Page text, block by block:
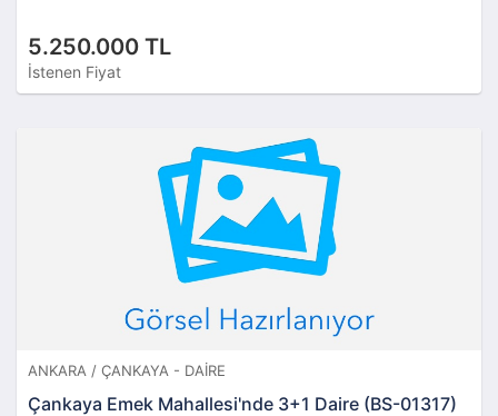
5.250.000 TL
İstenen Fiyat
ANKARA / ÇANKAYA - DAIRE
Çankaya Emek Mahallesi'nde 3+1 Daire (BS-01317)